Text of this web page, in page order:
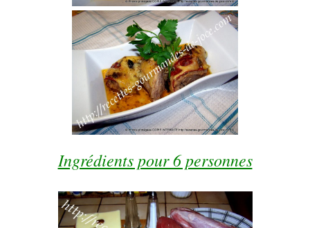
Ingrédients pour 6 personnes